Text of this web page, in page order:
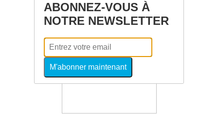
ABONNEZ-VOUS À
NOTRE NEWSLETTER
M'abonner maintenant